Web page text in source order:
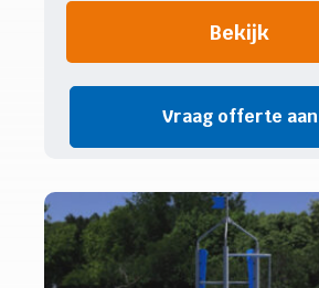
Bekijk
Vraag offerte aan